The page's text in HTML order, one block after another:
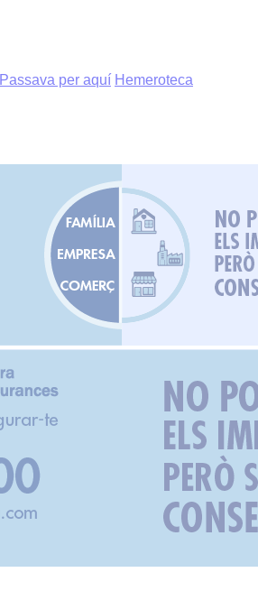
Passava per aquí Hemeroteca